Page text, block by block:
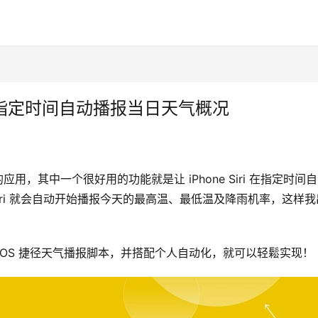
时间自动播报当日天气概况
用，其中一个很好用的功能就是让 iPhone Siri 在指定时间
会自动开始播报今天的最高温、最低温及降雨机率，这样
捷径天气播报脚本，并搭配个人自动化，就可以轻鬆实现！